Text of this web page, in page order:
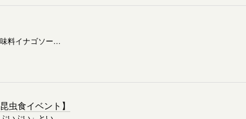
料イナゴソー…
虫食イベント】